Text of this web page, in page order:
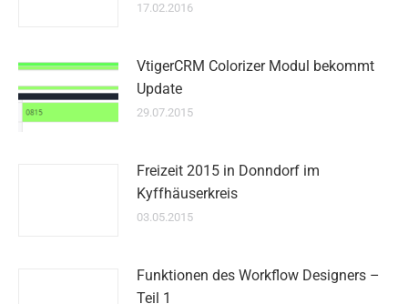
17.02.2016
VtigerCRM Colorizer Modul bekommt
Update
29.07.2015
Freizeit 2015 in Donndorf im
Kyffhäuserkreis
03.05.2015
Funktionen des Workflow Designers –
Teil 1